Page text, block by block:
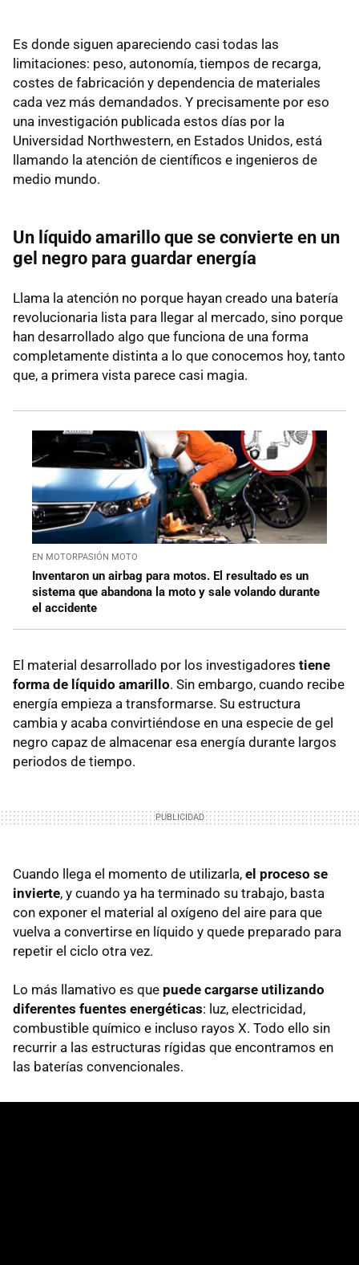
Es donde siguen apareciendo casi todas las
limitaciones: peso, autonomía, tiempos de recarga,
costes de fabricación y dependencia de materiales
cada vez más demandados. Y precisamente por eso
una investigación publicada estos días por la
Universidad Northwestern, en Estados Unidos, está
llamando la atención de científicos e ingenieros de
medio mundo.
Un líquido amarillo que se convierte en un
gel negro para guardar energía
Llama la atención no porque hayan creado una batería
revolucionaria lista para llegar al mercado, sino porque
han desarrollado algo que funciona de una forma
completamente distinta a lo que conocemos hoy, tanto
que, a primera vista parece casi magia.
EN MOTORPASIÓN MOTO
Inventaron un airbag para motos. El resultado es un
sistema que abandona la moto y sale volando durante
el accidente
El material desarrollado por los investigadores tiene
forma de líquido amarillo. Sin embargo, cuando recibe
energía empieza a transformarse. Su estructura
cambia y acaba convirtiéndose en una especie de gel
negro capaz de almacenar esa energía durante largos
periodos de tiempo.
Cuando llega el momento de utilizarla, el proceso se
invierte, y cuando ya ha terminado su trabajo, basta
con exponer el material al oxígeno del aire para que
vuelva a convertirse en líquido y quede preparado para
repetir el ciclo otra vez.
Lo más llamativo es que puede cargarse utilizando
diferentes fuentes energéticas: luz, electricidad,
combustible químico e incluso rayos X. Todo ello sin
recurrir a las estructuras rígidas que encontramos en
las baterías convencionales.